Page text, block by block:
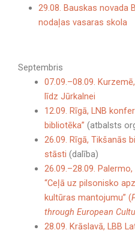
29.08. Bauskas novada
nodaļas vasaras skola
Septembris
07.09.–08.09.
līdz Jūrkalnei
12.09. Rīgā, LNB
bibliotēka” (atbalsts
26.09. Rīgā, Tikšanās
stāsti (dalība)
26.09.–28.09. Palermo,
“Ceļā uz pilsonisko
kultūras mantojumu” (
through European
28.09. Krāslavā, LBB